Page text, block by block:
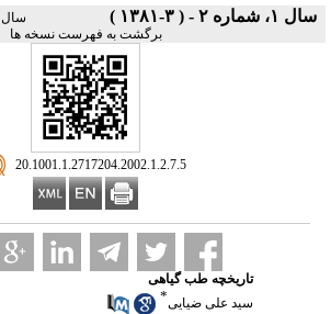
سال ۱، شماره ۲ - ( ۳-۱۳۸۱ ) سال ۱ شماره ۲ صفحات ۵۲-۴۳
برگشت به فهرست نسخه ها
‎ 20.1001.1.2717204.2002.1.2.7.5
تاریخچه طب گیاهی
سید علی ضیایی*